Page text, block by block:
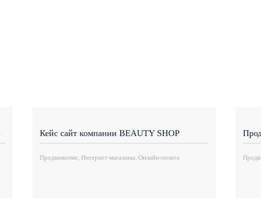
Кейс сайт компании BEAUTY SHOP
Продвижение, Интернет-магазины, Онлайн-оплата